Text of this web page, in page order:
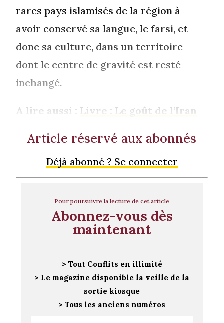
rares pays islamisés de la région à
avoir conservé sa langue, le farsi, et
donc sa culture, dans un territoire
dont le centre de gravité est resté
inchangé.
A lire aussi : Livre : Le goût de l’Iran
Article réservé aux abonnés
Déjà abonné ? Se connecter
Pour poursuivre la lecture de cet article
Abonnez-vous dès
maintenant
> Tout Conflits en illimité
> Le magazine disponible la veille de la
sortie kiosque
> Tous les anciens numéros